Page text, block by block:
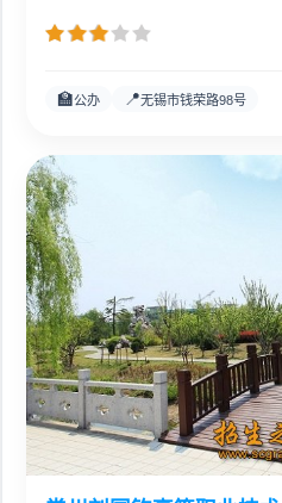
🏫公办 📍无锡市钱荣路98号